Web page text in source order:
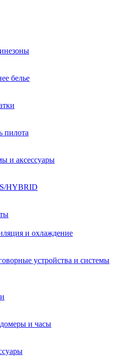
белье
пилота
и аксессуары
HYBRID
и охлаждение
устройства и системы
и часы